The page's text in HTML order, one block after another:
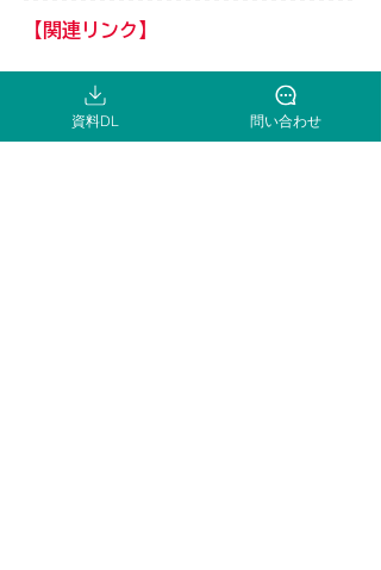
【関連リンク】
・扶桑工機株式会社　桑名市と高度外国人採
用について懇談会を開催いたしました
https://www.fusokoki.co.jp/2025/02/27/桑
資料DL 問い合わせ